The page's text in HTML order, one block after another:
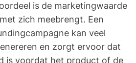
is de marketingwaarde
zich meebrengt. Een
kan veel
en zorgt ervoor dat
is voordat het product of de